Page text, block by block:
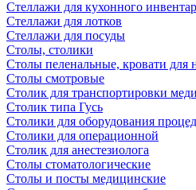
Стеллажи для кухонного
Стеллажи для лотков
Стеллажи для посуды
Столы, столики
Столы пеленальные, кровати для
Столы смотровые
Столик для транспортировки
Столик типа Гусь
Столики для оборудования
Столики для операционной
Столик для анестезиолога
Столы стоматологические
Столы и посты медицинские